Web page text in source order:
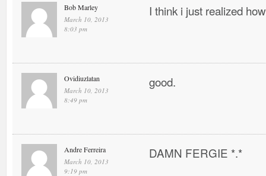
Bob Marley
March 10, 2013
8:03 pm
I think i just realized
Ovidiuzlatan
March 10, 2013
8:49 pm
good.
Andre Ferreira
March 10, 2013
9:19 pm
DAMN FERGIE *.*